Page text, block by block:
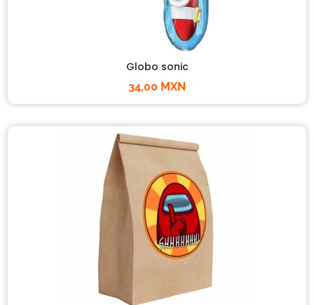
Globo sonic
34,00 MXN